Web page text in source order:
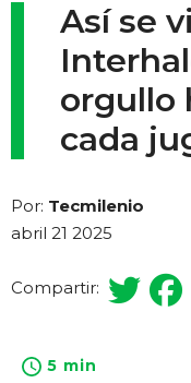
Así se
orgullo
cada
Por: Tecmilenio
abril 21 2025
Compartir:
5 min